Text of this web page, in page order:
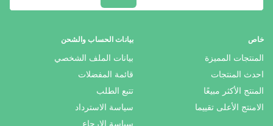
خاص
المنتجات المميزة
احدث المنتجات
المنتج الأكثر مبيعًا
الامنتج الأعلى تقييما
بيانات الحساب والشحن
بيانات الملف الشخصي
قائمة المفضلات
تتبع الطلب
سياسة الاسترداد
سياسة الإرجاع